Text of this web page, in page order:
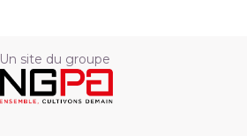
Un site du groupe